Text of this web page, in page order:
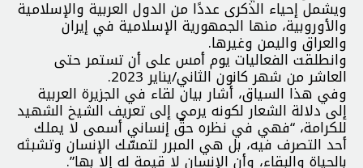
ويشمل إحياء الذكرى عددًا من الدول العربية والإسلامية
والأوروبية، منها الجمهورية الإسلامية في إيران
والعراق واليمن وغيرها.
وانطلقت الفعاليات يوم أمس على أن تستمر حتى
العاشر من شهر كانون الثاني/يناير 2023.
وفي هذا السياق، أشار بيان لقاء في الجزيرة العربية
إلى دلالة الشعار لكونه يرمي إلى تعريف الشيخ الشهيد
للكرامة، “فهي في نظره حقّ إنساني أسمى لا يملك
أحد التصرف فيه، بل هي المبرر لتمسّك الإنسان وتشبثه
بالحياة والبقاء، وأن الإنسان لا قيمة له إلا بها”.